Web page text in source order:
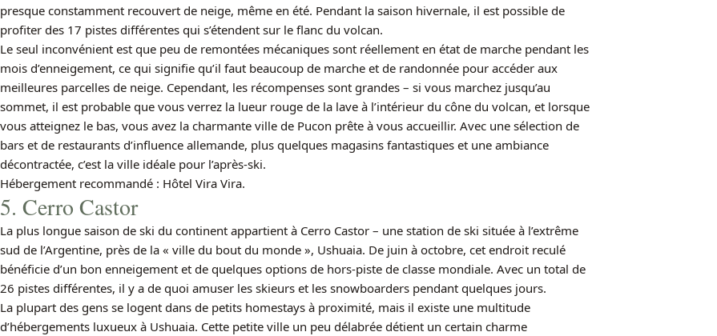
presque constamment recouvert de neige, même en été. Pendant la saison hivernale, il est possible de
profiter des 17 pistes différentes qui s’étendent sur le flanc du volcan.
Le seul inconvénient est que peu de remontées mécaniques sont réellement en état de marche pendant les
mois d’enneigement, ce qui signifie qu’il faut beaucoup de marche et de randonnée pour accéder aux
meilleures parcelles de neige. Cependant, les récompenses sont grandes – si vous marchez jusqu’au
sommet, il est probable que vous verrez la lueur rouge de la lave à l’intérieur du cône du volcan, et lorsque
vous atteignez le bas, vous avez la charmante ville de Pucon prête à vous accueillir. Avec une sélection de
bars et de restaurants d’influence allemande, plus quelques magasins fantastiques et une ambiance
décontractée, c’est la ville idéale pour l’après-ski.
Hébergement recommandé : Hôtel Vira Vira.
5. Cerro Castor
La plus longue saison de ski du continent appartient à Cerro Castor – une station de ski située à l’extrême
sud de l’Argentine, près de la « ville du bout du monde », Ushuaia. De juin à octobre, cet endroit reculé
bénéficie d’un bon enneigement et de quelques options de hors-piste de classe mondiale. Avec un total de
26 pistes différentes, il y a de quoi amuser les skieurs et les snowboarders pendant quelques jours.
La plupart des gens se logent dans de petits homestays à proximité, mais il existe une multitude
d’hébergements luxueux à Ushuaia. Cette petite ville un peu délabrée détient un certain charme